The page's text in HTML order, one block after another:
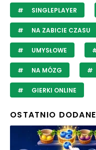
SINGLEPLAYER
NA ZABICIE CZASU
UMYSŁOWE
NA MÓZG
GIERKI ONLINE
OSTATNIO DODANE